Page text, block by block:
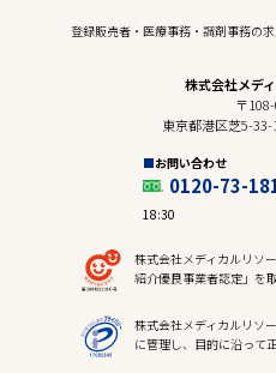
登録販売者・医療事務・調剤事務の
株式会社メデ
〒
東京都港区芝5-
お問い合わせ
0120-73-
18:30
株式会社メディカルリソ
紹介優良事業者認定」を
株式会社メディカルリソ
に管理し、目的に沿って